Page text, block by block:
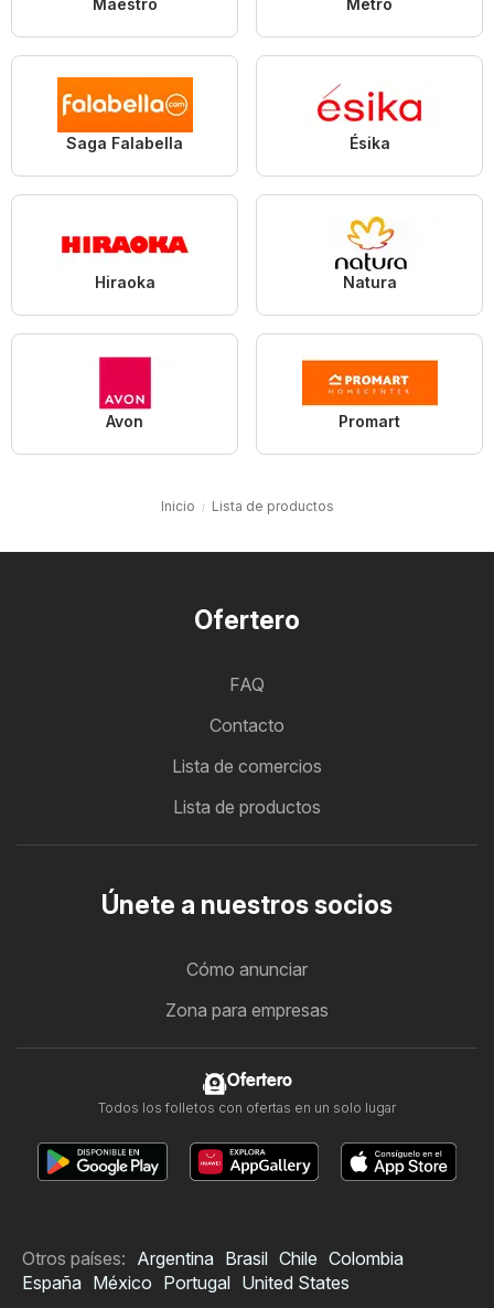
Maestro Metro
Saga Falabella Ésika
Hiraoka Natura
Avon Promart
Inicio Lista de productos
Ofertero
FAQ
Contacto
Lista de comercios
Lista de productos
Únete a nuestros socios
Cómo anunciar
Zona para empresas
Ofertero
Todos los folletos con ofertas en un solo lugar
Otros países: Argentina Brasil Chile Colombia
España México Portugal United States